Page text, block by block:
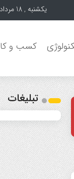
یکشنبه , 18 مرداد 1405
کسب و
تبلیغات